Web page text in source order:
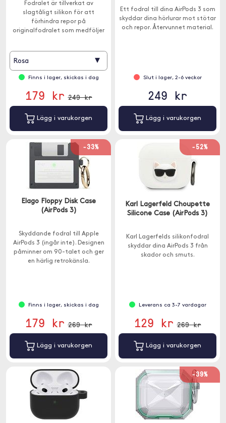
Fodralet är tillverkat av
slagtåligt silikon för att
förhindra repor på
originalfodralet som medföljer
Rosa ▾
Finns i lager, skickas i dag
179 kr 249 kr
Lägg i varukorgen
Ett fodral till dina AirPods 3 som
skyddar dina hörlurar mot stötar
och repor. Återvunnet material.
Slut i lager, 2-6 veckor
249 kr
Lägg i varukorgen
-33%
Elago Floppy Disk Case
(AirPods 3)
Skyddande fodral till Apple
AirPods 3 (ingår inte). Designen
påminner om 90-talet och ger
en härlig retrokänsla.
Finns i lager, skickas i dag
179 kr 269 kr
Lägg i varukorgen
-52%
Karl Lagerfeld Choupette
Silicone Case (AirPods 3)
Karl Lagerfelds silikonfodral
skyddar dina AirPods 3 från
skador och smuts.
Leverans ca 3-7 vardagar
129 kr 269 kr
Lägg i varukorgen
-39%